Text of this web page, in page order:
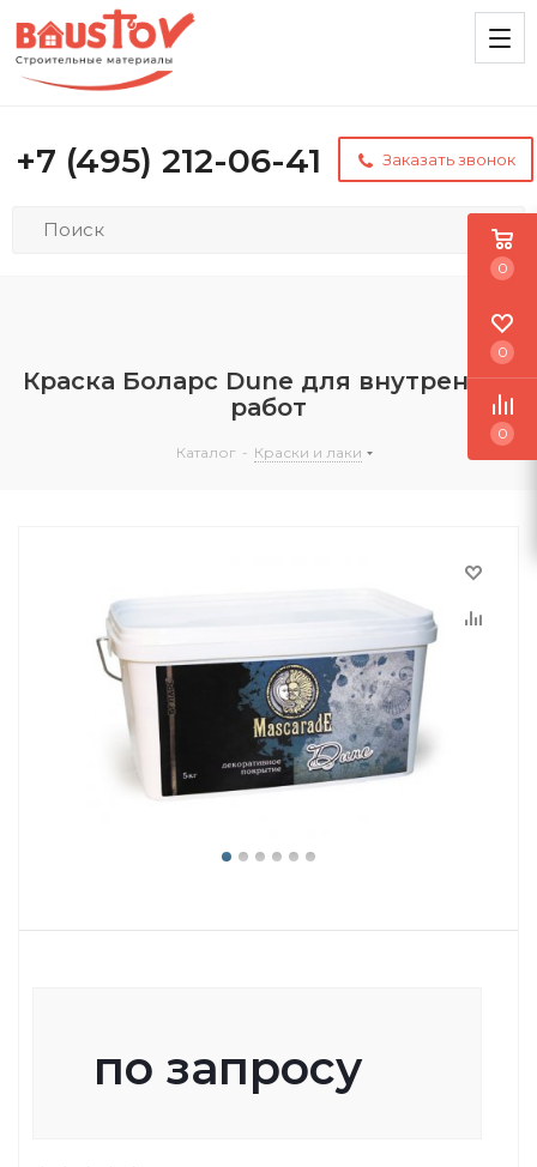
+7 (495) 212-06-41 Заказать звонок
Краска Боларс Dune для внутренних
работ
Каталог - Краски и лаки
по запросу
0
0
0